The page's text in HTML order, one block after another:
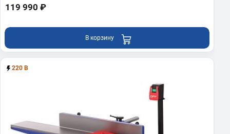
119 990 ₽
В корзину
220 В